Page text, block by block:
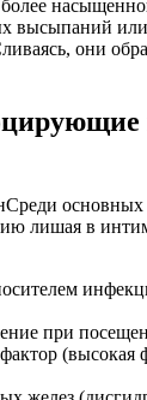
высыпаний
они
Среди
лишая в
при
(высокая